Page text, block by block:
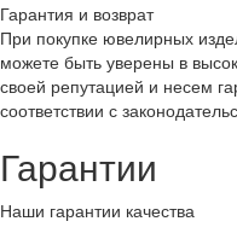
Гарантия и возврат
При покупке ювелирных
можете быть уверены в
своей репутацией и несем
соответствии с
Гарантии
Наши гарантии качества